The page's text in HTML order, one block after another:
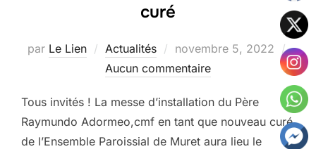
curé
par Le Lien Actualités
Publié
le
novembre 5, 2022
Aucun commentaire
Tous invités ! La messe d’installation du Père
Raymundo Adormeo,cmf en tant que nouveau curé
de l’Ensemble Paroissial de Muret aura lieu le